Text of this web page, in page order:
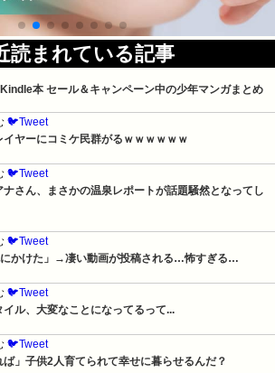
読まれている記事
本 セール＆キャンペーン中の少年マンガまとめ
🐦Tweet
イヤーにコミケ民群がるｗｗｗｗｗｗ
🐦Tweet
ナさん、まさかの温泉レポートが話題騒然となってし
🐦Tweet
にかけた」→凄い動画が投稿される…怖すぎる…
🐦Tweet
イル、大変なことになってるって...
🐦Tweet
ば」子供2人育てられて幸せに暮らせるんだ？